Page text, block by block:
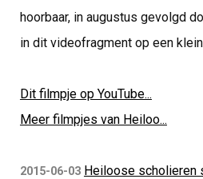
hoorbaar, in augustus gevolgd
in dit videofragment op een
Dit filmpje op YouTube...
Meer filmpjes van Heiloo...
2015-06-03 Heiloose scholieren